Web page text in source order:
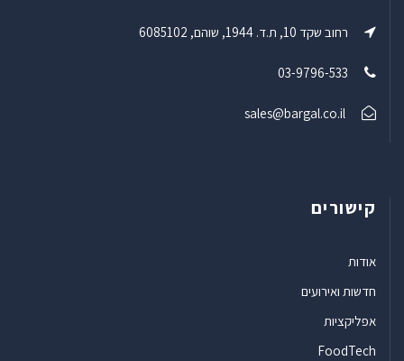
רחוב שקד 10, ת.ד. 1944, שוהם, 6085102
sales@bargal.co.il
קישורים
אודות
חדשות ואירועים
אפליקציות
FoodTech